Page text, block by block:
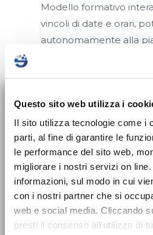
Questo sito web utilizza i
Il sito utilizza tecnologie come i
parti, al fine di garantire le
le performance del sito web,
migliorare i nostri servizi on
informazioni, sul modo in cui
con i nostri partner che si
web e social media. Cliccando
presti il consenso all'utilizzo di
Modello formativo
vincoli di date e orari,
autonomamente alla
Scopri di più
B-learning
Il cosiddetto Blended
modello formativo
Nuovo corso
sicurezza
di Lavoro
Dal 24 maggio
l’obbligo formativo
Accordo Stato-Regioni
il corso di formazione